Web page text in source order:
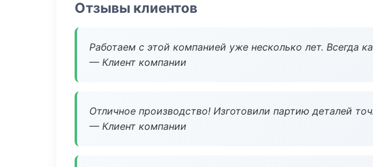
Отзывы клиентов
Работаем с этой компанией уже несколько лет. Всегда
— Клиент компании
Отличное производство! Изготовили партию деталей
— Клиент компании